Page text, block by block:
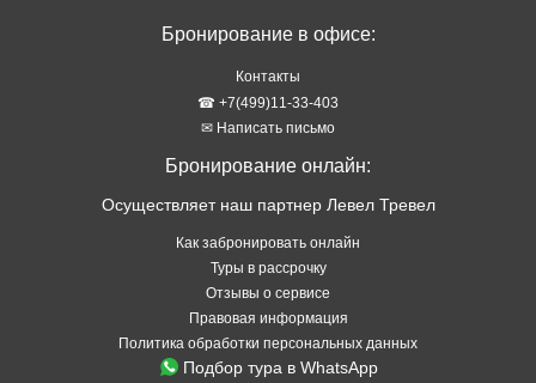
Бронирование в офисе:
Контакты
☎ +7(499)11-33-403
✉ Написать письмо
Бронирование онлайн:
Осуществляет наш партнер Левел Тревел
Как забронировать онлайн
Туры в рассрочку
Отзывы о сервисе
Правовая информация
Политика обработки персональных данных
Подбор тура в WhatsApp